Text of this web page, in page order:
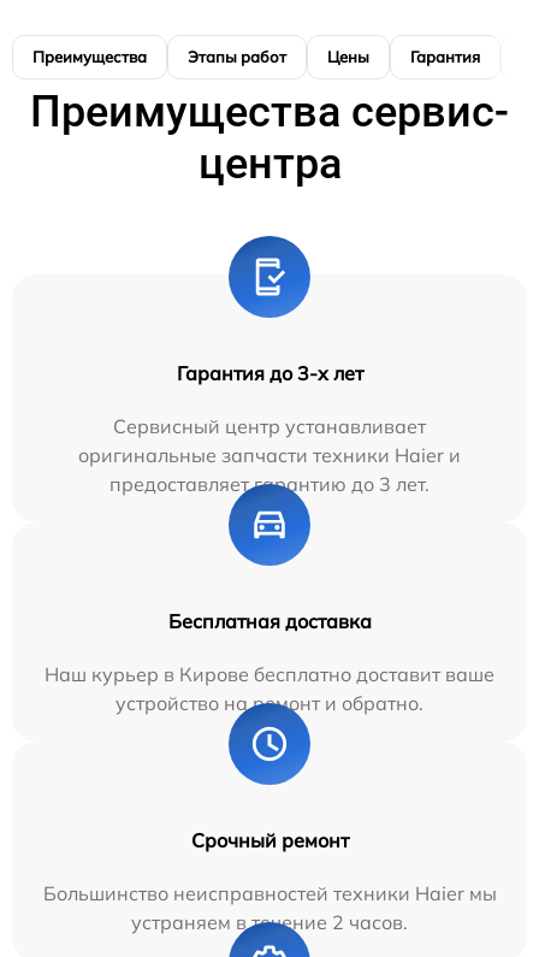
Преимущества Этапы работ Цены Гарантия
Преимущества сервис-
центра
Гарантия до 3-х лет
Сервисный центр устанавливает
оригинальные запчасти техники Haier и
предоставляет гарантию до 3 лет.
Бесплатная доставка
Наш курьер в Кирове бесплатно доставит ваше
устройство на ремонт и обратно.
Срочный ремонт
Большинство неисправностей техники Haier мы
устраняем в течение 2 часов.